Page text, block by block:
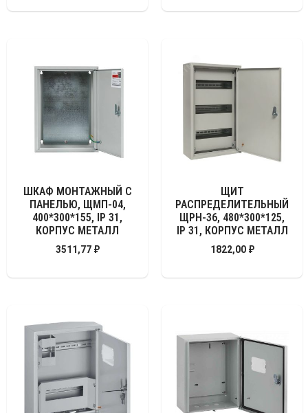
ШКАФ МОНТАЖНЫЙ С
ПАНЕЛЬЮ, ЩМП-04,
400*300*155, IP 31,
КОРПУС МЕТАЛЛ
3511,77 ₽
ЩИТ
РАСПРЕДЕЛИТЕЛЬНЫЙ
ЩРН-36, 480*300*125,
IP 31, КОРПУС МЕТАЛЛ
1822,00 ₽